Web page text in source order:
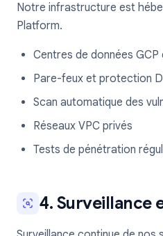
Notre infrastructure est
Platform.
Centres de données GCP
Pare-feux et protection
Scan automatique des
Réseaux VPC privés
Tests de pénétration
4. Surveillance